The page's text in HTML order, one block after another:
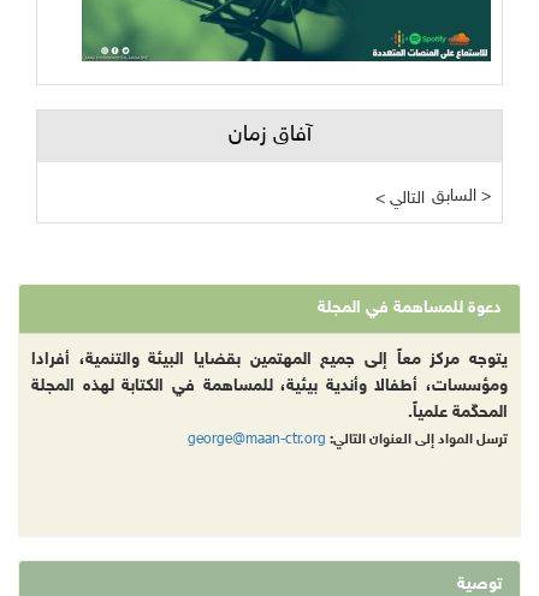
آفاق زمان
< التالي السابق >
دعوة للمساهمة في المجلة
يتوجه مركز معاً إلى جميع المهتمين بقضايا البيئة والتنمية، أفرادا
ومؤسسات، أطفالا وأندية بيئية، للمساهمة في الكتابة لهذه المجلة
المحكّمة علمياً.
ترسل المواد إلى العنوان التالي: george@maan-ctr.org
توصية